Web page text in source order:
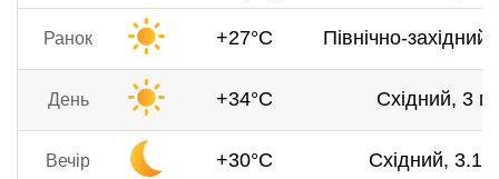
Ранок +27°C Північно-
День +34°C Східний, 3
Вечір +30°C Східний, 3.1